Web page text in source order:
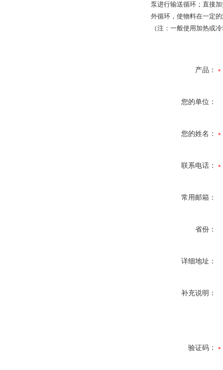
泵进行输送循环；直接
外循环，使物料在一定
（注：一般使用加热或
产品：
您的单位：
您的姓名：
联系电话：
常用邮箱：
省份：
详细地址：
补充说明：
验证码：